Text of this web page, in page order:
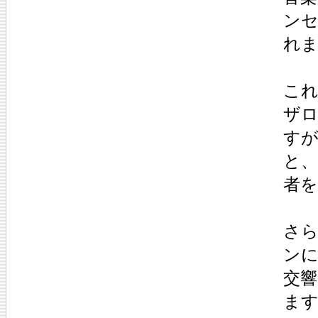
ン
れ
こ
ザ
す
と
者
さ
ン
交
ま